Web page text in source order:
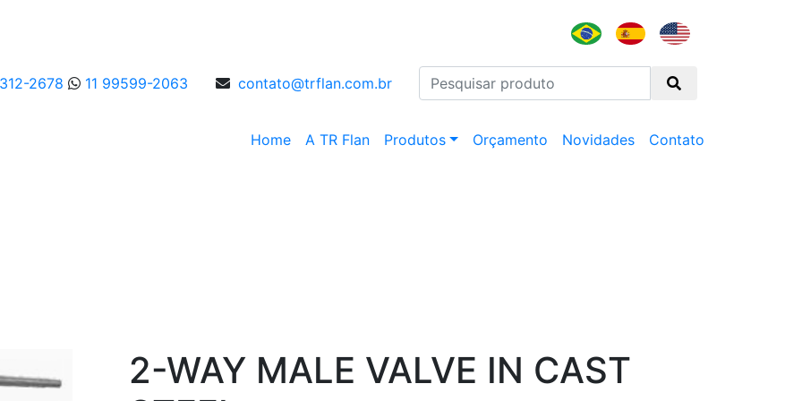
2678 11 99599-2063 contato@trflan.com.br
Home A TR Flan Produtos Orçamento Novidades Contato
2-WAY MALE VALVE IN CAST